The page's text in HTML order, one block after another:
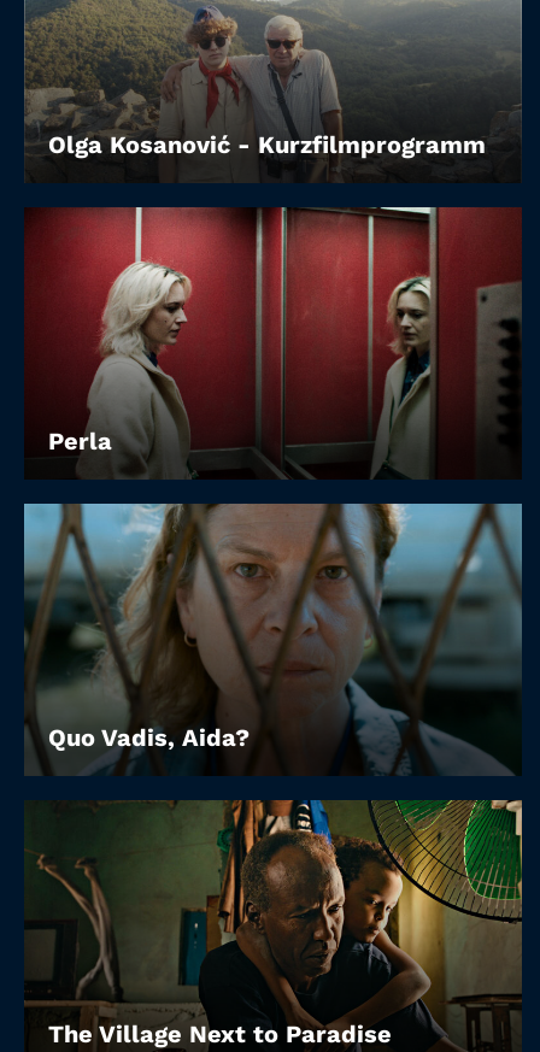
Olga Kosanović - Kurzfilmprogramm
Perla
Quo Vadis, Aida?
The Village Next to Paradise